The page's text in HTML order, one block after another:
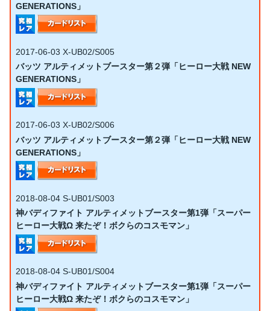
GENERATIONS」
2017-06-03 X-UB02/S005
バッツ アルティメットブースター第２弾「ヒーロー大戦 NEW
GENERATIONS」
2017-06-03 X-UB02/S006
バッツ アルティメットブースター第２弾「ヒーロー大戦 NEW
GENERATIONS」
2018-08-04 S-UB01/S003
神バディファイト アルティメットブースター第1弾「スーパー
ヒーロー大戦Ω 来たぞ！ボクらのコスモマン」
2018-08-04 S-UB01/S004
神バディファイト アルティメットブースター第1弾「スーパー
ヒーロー大戦Ω 来たぞ！ボクらのコスモマン」